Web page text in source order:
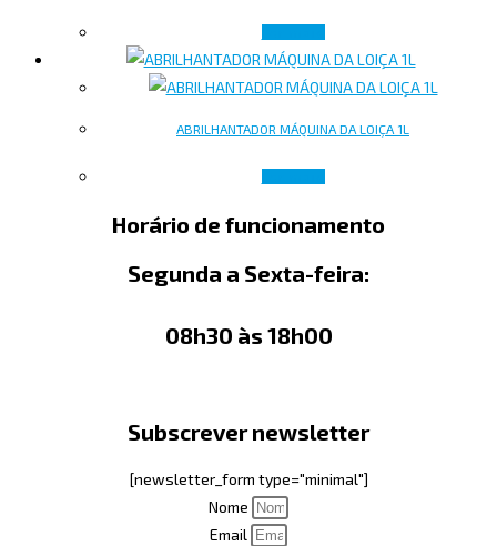
ABRILHANTADOR MÁQUINA DA LOIÇA 1L
Horário de funcionamento
Segunda a Sexta-feira:
08h30 às 18h00
Subscrever newsletter
[newsletter_form type="minimal"]
Nome
Email